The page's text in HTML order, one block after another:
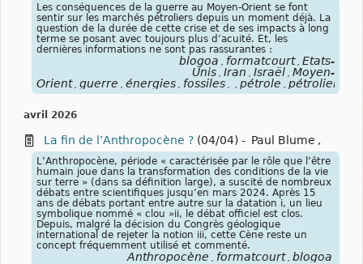
Les conséquences de la guerre au Moyen-Orient se font
sentir sur les marchés pétroliers depuis un moment déjà. La
question de la durée de cette crise et de ses impacts à long
terme se posant avec toujours plus d’acuité. Et, les
dernières informations ne sont pas rassurantes :
blogoa formatcourt États-
Unis Iran Israël Moyen-
Orient guerre énergies fossiles pétrole pétroliers
avril 2026
La fin de l’Anthropocène ? (04/04) - Paul Blume ,
L’Anthropocène, période « caractérisée par le rôle que l’être
humain joue dans la transformation des conditions de la vie
sur terre » (dans sa définition large), a suscité de nombreux
débats entre scientifiques jusqu’en mars 2024. Après 15
ans de débats portant entre autre sur la datation i, un lieu
symbolique nommé « clou »ii, le débat officiel est clos.
Depuis, malgré la décision du Congrès géologique
international de rejeter la notion iii, cette Cène reste un
concept fréquemment utilisé et commenté.
Anthropocène formatcourt blogoa